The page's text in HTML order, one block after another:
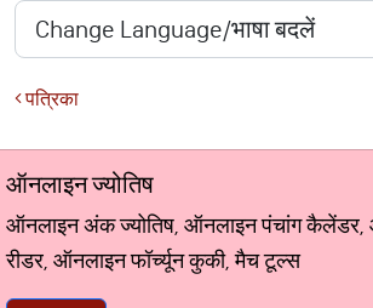
पत्रिका
ऑनलाइन ज्योतिष
ऑनलाइन अंक ज्योतिष, ऑनलाइन पंचांग कैलेंडर,
रीडर, ऑनलाइन फॉर्च्यून कुकी, मैच टूल्स